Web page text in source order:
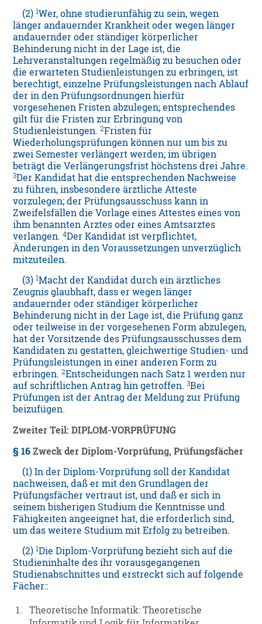
(2)1Wer, ohne studierunfähig zu sein, wegen
länger andauernder Krankheit oder wegen länger
andauernder oder ständiger körperlicher
Behinderung nicht in der Lage ist, die
Lehrveranstaltungen regelmäßig zu besuchen oder
die erwarteten Studienleistungen zu erbringen, ist
berechtigt, einzelne Prüfungsleistungen nach Ablauf
der in den Prüfungsordnungen hierfür
vorgesehenen Fristen abzulegen; entsprechendes
gilt für die Fristen zur Erbringung von
Studienleistungen.2Fristen für
Wiederholungsprüfungen können nur um bis zu
zwei Semester verlängert werden; im übrigen
beträgt die Verlängerungsfrist höchstens drei Jahre.
3Der Kandidat hat die entsprechenden Nachweise
zu führen, insbesondere ärztliche Atteste
vorzulegen; der Prüfungsausschuss kann in
Zweifelsfällen die Vorlage eines Attestes eines von
ihm benannten Arztes oder eines Amtsarztes
verlangen.4Der Kandidat ist verpflichtet,
Änderungen in den Voraussetzungen unverzüglich
mitzuteilen.
(3)1Macht der Kandidat durch ein ärztliches
Zeugnis glaubhaft, dass er wegen länger
andauernder oder ständiger körperlicher
Behinderung nicht in der Lage ist, die Prüfung ganz
oder teilweise in der vorgesehenen Form abzulegen,
hat der Vorsitzende des Prüfungsausschusses dem
Kandidaten zu gestatten, gleichwertige Studien- und
Prüfungsleistungen in einer anderen Form zu
erbringen.2Entscheidungen nach Satz 1 werden nur
auf schriftlichen Antrag hin getroffen.3Bei
Prüfungen ist der Antrag der Meldung zur Prüfung
beizufügen.
Zweiter Teil: DIPLOM-VORPRÜFUNG
§ 16 Zweck der Diplom-Vorprüfung, Prüfungsfächer
(1) In der Diplom-Vorprüfung soll der Kandidat
nachweisen, daß er mit den Grundlagen der
Prüfungsfächer vertraut ist, und daß er sich in
seinem bisherigen Studium die Kenntnisse und
Fähigkeiten angeeignet hat, die erforderlich sind,
um das weitere Studium mit Erfolg zu betreiben.
(2)1Die Diplom-Vorprüfung bezieht sich auf die
Studieninhalte des ihr vorausgegangenen
Studienabschnittes und erstreckt sich auf folgende
Fächer::
1.
Theoretische Informatik: Theoretische